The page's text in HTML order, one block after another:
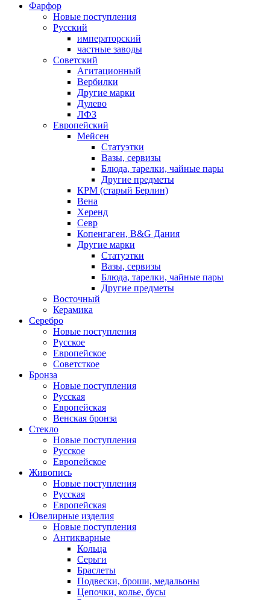
Фарфор
Новые поступления
Русский
императорский
частные заводы
Советский
Агитационный
Вербилки
Другие марки
Дулево
ЛФЗ
Европейский
Мейсен
Статуэтки
Вазы, сервизы
Блюда, тарелки, чайные пары
Другие предметы
КРМ (старый Берлин)
Вена
Херенд
Севр
Копенгаген, B&G Дания
Другие марки
Статуэтки
Вазы, сервизы
Блюда, тарелки, чайные пары
Другие предметы
Восточный
Керамика
Серебро
Новые поступления
Русское
Европейское
Советсткое
Бронза
Новые поступления
Русская
Европейская
Венская бронза
Стекло
Новые поступления
Русское
Европейское
Живопись
Новые поступления
Русская
Европейская
Ювелирные изделия
Новые поступления
Антикварные
Кольца
Серьги
Браслеты
Подвески, броши, медальоны
Цепочки, колье, бусы